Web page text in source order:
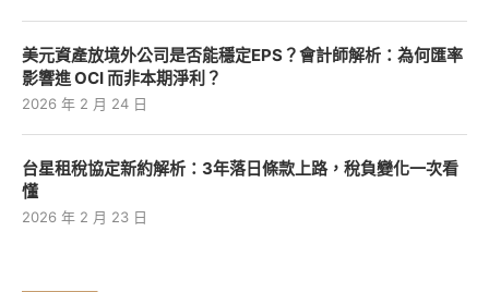
美元資產放境外公司是否能穩定EPS？會計師解析：為何匯率
影響進 OCI 而非本期淨利？
2026 年 2 月 24 日
台星租稅協定新約解析：3年落日條款上路，稅負變化一次看
懂
2026 年 2 月 23 日